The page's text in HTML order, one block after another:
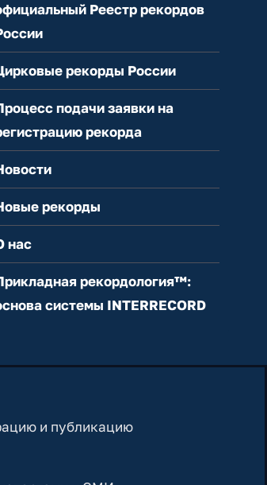
Реестр рекордов
рекорды России
подачи заявки на
рекорда
рекорды
нас
рекордология™:
системы INTERRECORD
и публикацию